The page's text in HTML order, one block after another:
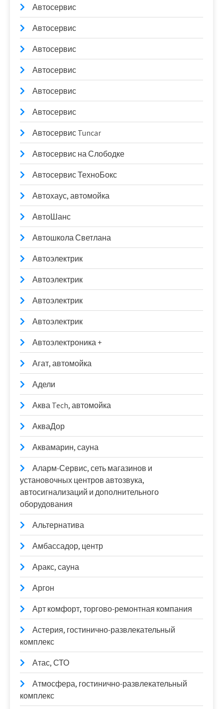
Автосервис
Автосервис
Автосервис
Автосервис
Автосервис
Автосервис
Автосервис Tuncar
Автосервис на Слободке
Автосервис ТехноБокс
Автохаус, автомойка
АвтоШанс
Автошкола Светлана
Автоэлектрик
Автоэлектрик
Автоэлектрик
Автоэлектрик
Автоэлектроника +
Агат, автомойка
Адели
Аква Tech, автомойка
АкваДор
Аквамарин, сауна
Аларм-Сервис, сеть магазинов и
установочных центров автозвука,
автосигнализаций и дополнительного
оборудования
Альтернатива
Амбассадор, центр
Аракс, сауна
Аргон
Арт комфорт, торгово-ремонтная компания
Астерия, гостинично-развлекательный
комплекс
Атас, СТО
Атмосфера, гостинично-развлекательный
комплекс